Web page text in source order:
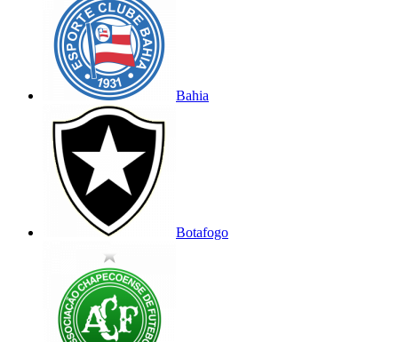
Bahia
Botafogo